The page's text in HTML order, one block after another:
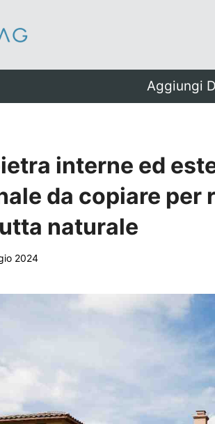
Aggiungi
interne ed
da copiare per
naturale
2024